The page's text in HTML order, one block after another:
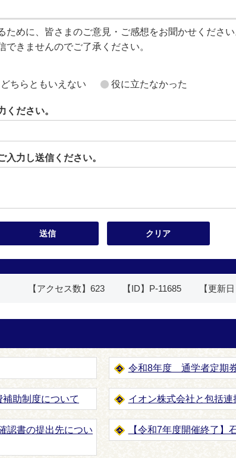
ために、皆さまのご意見・ご感想をお聞かせくださ
きませんのでご了承ください。
どちらともいえない 役に立たなかった
ください。
力し送信ください。
【アクセス数】 623 【ID】 P-11685 【更新
令和8年度 通学者定期
助制度について イオン株式会社と包括連
認書の提出先につい
【令和7年度開催終了】